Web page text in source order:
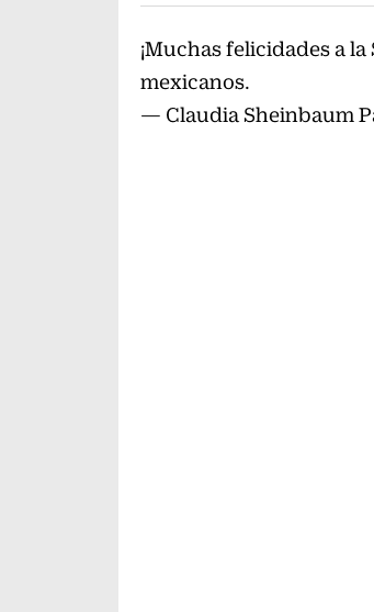
¡Muchas felicidades a
mexicanos.
— Claudia Sheinbaum